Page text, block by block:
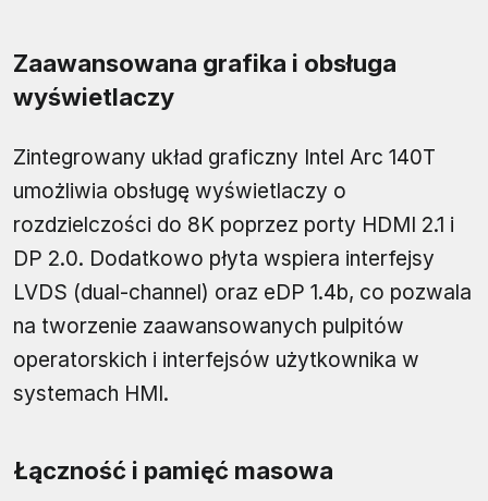
Zaawansowana grafika i obsługa
wyświetlaczy
Zintegrowany układ graficzny Intel Arc 140T
umożliwia obsługę wyświetlaczy o
rozdzielczości do 8K poprzez porty HDMI 2.1 i
DP 2.0. Dodatkowo płyta wspiera interfejsy
LVDS (dual-channel) oraz eDP 1.4b, co pozwala
na tworzenie zaawansowanych pulpitów
operatorskich i interfejsów użytkownika w
systemach HMI.
Łączność i pamięć masowa